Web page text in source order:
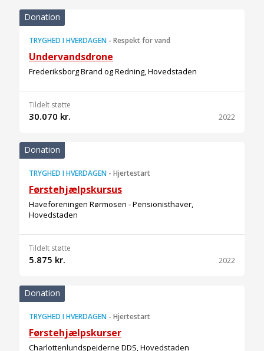
Donation
TRYGHED I HVERDAGEN - Respekt for vand
Undervandsdrone
Frederiksborg Brand og Redning, Hovedstaden
Tildelt støtte
30.070 kr. 2022
Donation
TRYGHED I HVERDAGEN - Hjertestart
Førstehjælpskursus
Haveforeningen Rørmosen - Pensionisthaver,
Hovedstaden
Tildelt støtte
5.875 kr. 2022
Donation
TRYGHED I HVERDAGEN - Hjertestart
Førstehjælpskurser
Charlottenlundspejderne DDS, Hovedstaden